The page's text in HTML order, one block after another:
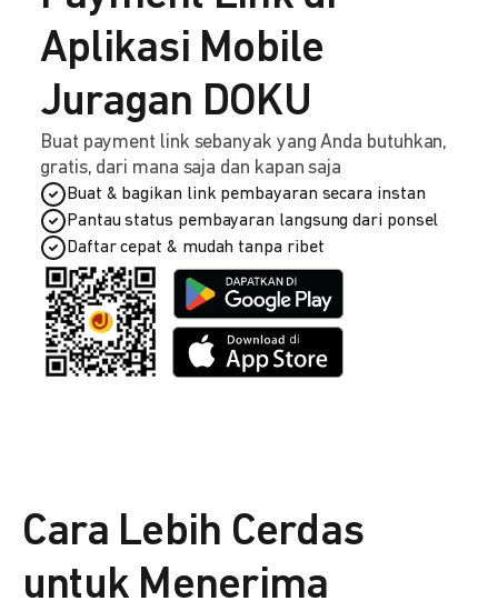
Aplikasi Mobile
Juragan DOKU
Buat payment link sebanyak yang Anda butuhkan,
gratis, dari mana saja dan kapan saja
Buat & bagikan link pembayaran secara instan
Pantau status pembayaran langsung dari ponsel
Daftar cepat & mudah tanpa ribet
Cara Lebih Cerdas
untuk Menerima